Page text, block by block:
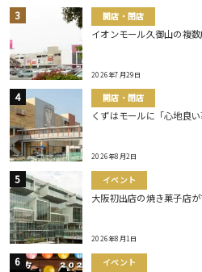
開店・閉店
イオンモール久御山の複
2026年7月29日
開店・閉店
くずはモールに「心地良
2026年8月2日
イベント
大阪初出店の焼き菓子店が
2026年8月1日
イベント